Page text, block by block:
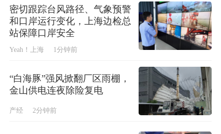
密切跟踪台风路径、气象预警
和口岸运行变化，上海边检总
站保障口岸安全
Yeah！上海 1分钟前
“白海豚”强风掀翻厂区雨棚，
金山供电连夜除险复电
产经 2分钟前